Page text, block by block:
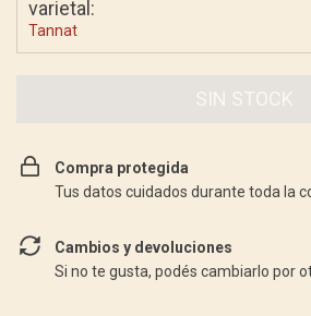
varietal:
Tannat
Compra protegida
Tus datos cuidados durante toda la
Cambios y devoluciones
Si no te gusta, podés cambiarlo por